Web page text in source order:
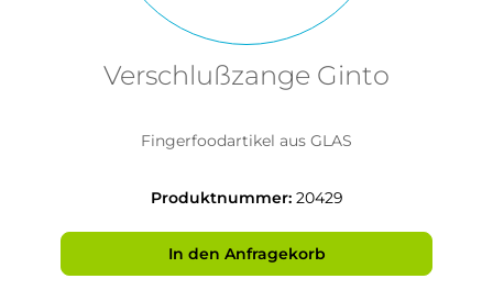
Verschlußzange Ginto
Fingerfoodartikel aus GLAS
Produktnummer: 20429
In den Anfragekorb